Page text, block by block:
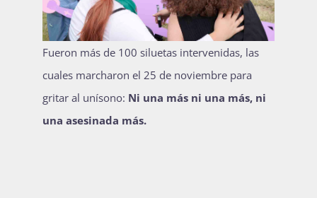
Fueron más de 100 siluetas intervenidas, las
cuales marcharon el 25 de noviembre para
gritar al unísono: Ni una más ni una más, ni
una asesinada más.